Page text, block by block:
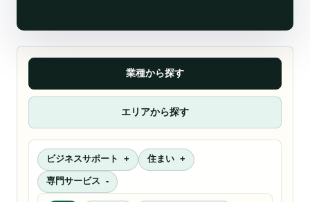
業種から探す
エリアから探す
ビジネスサポート 住まい
専門サービス